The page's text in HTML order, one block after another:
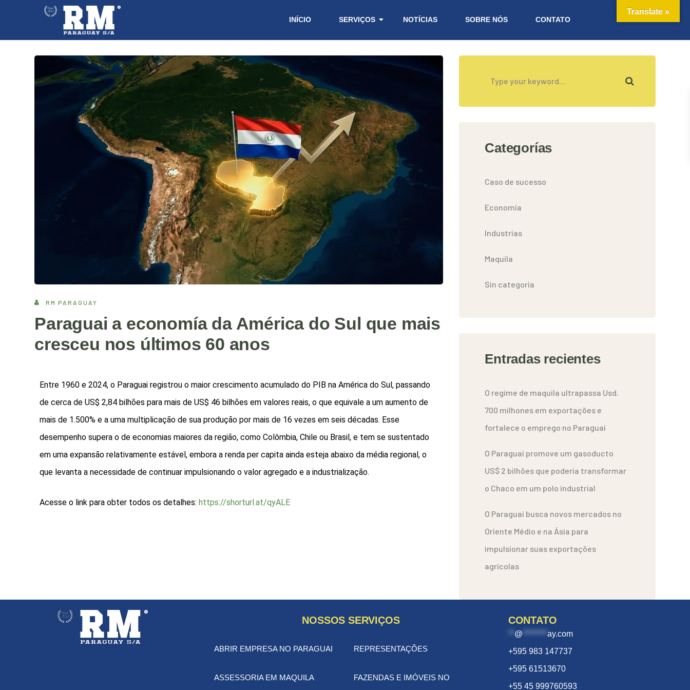
INÍCIO SERVIÇOS NOTÍCIAS SOBRE NÓS CONTATO
RM PARAGUAY
Paraguai a economía da América do Sul que mais
cresceu nos últimos 60 anos
Entre 1960 e 2024, o Paraguai registrou o maior crescimento acumulado do PIB na América do Sul, passando
de cerca de US$ 2,84 bilhões para mais de US$ 46 bilhões em valores reais, o que equivale a um aumento de
mais de 1.500% e a uma multiplicação de sua produção por mais de 16 vezes em seis décadas. Esse
desempenho supera o de economias maiores da região, como Colômbia, Chile ou Brasil, e tem se sustentado
em uma expansão relativamente estável, embora a renda per capita ainda esteja abaixo da média regional, o
que levanta a necessidade de continuar impulsionando o valor agregado e a industrialização.
Acesse o link para obter todos os detalhes:https://shorturl.at/qyALE
Categorías
Caso de sucesso
Economia
Industrias
Maquila
Sin categoría
Entradas recientes
O regime de maquila ultrapassa Usd.
700 milhones em exportações e
fortalece o emprego no Paraguai
O Paraguai promove um gasoducto
US$ 2 bilhões que poderia transformar
o Chaco em um polo industrial
O Paraguai busca novos mercados no
Oriente Médio e na Ásia para
impulsionar suas exportações
agrícolas
NOSSOS SERVIÇOS
ABRIR EMPRESA NO PARAGUAI
ASSESSORIA EM MAQUILA
REPRESENTAÇÕES
FAZENDAS E IMÓVEIS NO
CONTATO
@ ******** ay.com
+595 983 147737
+595 61513670
+55 45 999760593
Translate »